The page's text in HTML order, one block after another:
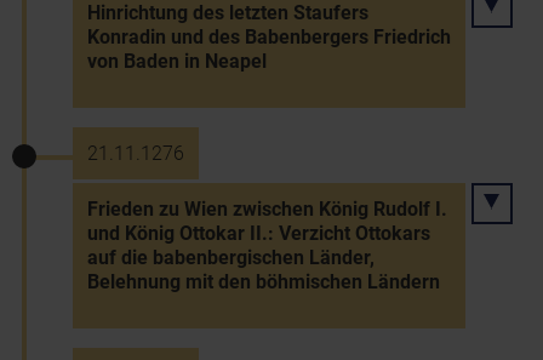
Hinrichtung des letzten Staufers
Konradin und des Babenbergers Friedrich
von Baden in Neapel
21.11.1276
Frieden zu Wien zwischen König Rudolf I.
und König Ottokar II.: Verzicht Ottokars
auf die babenbergischen Länder,
Belehnung mit den böhmischen Ländern